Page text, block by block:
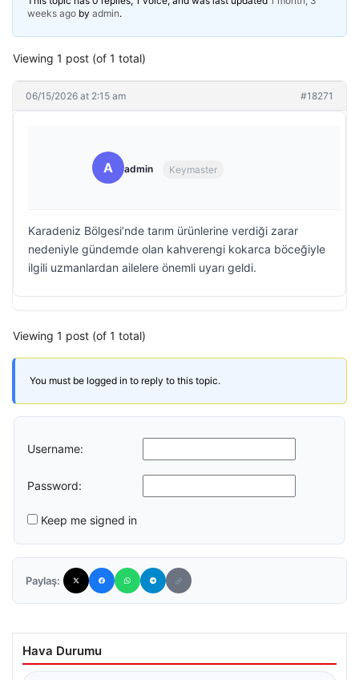
weeks ago by admin.
Viewing 1 post (of 1 total)
06/15/2026 at 2:15 am #18271
A admin Keymaster
Karadeniz Bölgesi’nde tarım ürünlerine verdiği zarar
nedeniyle gündemde olan kahverengi kokarca böceğiyle
ilgili uzmanlardan ailelere önemli uyarı geldi.
Viewing 1 post (of 1 total)
You must be logged in to reply to this topic.
Username:
Password:
Keep me signed in
Paylaş:
Hava Durumu